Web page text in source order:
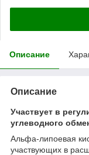
Описание
Описание
Участвует в
углеводного
Альфа-липоевая
участвующих в